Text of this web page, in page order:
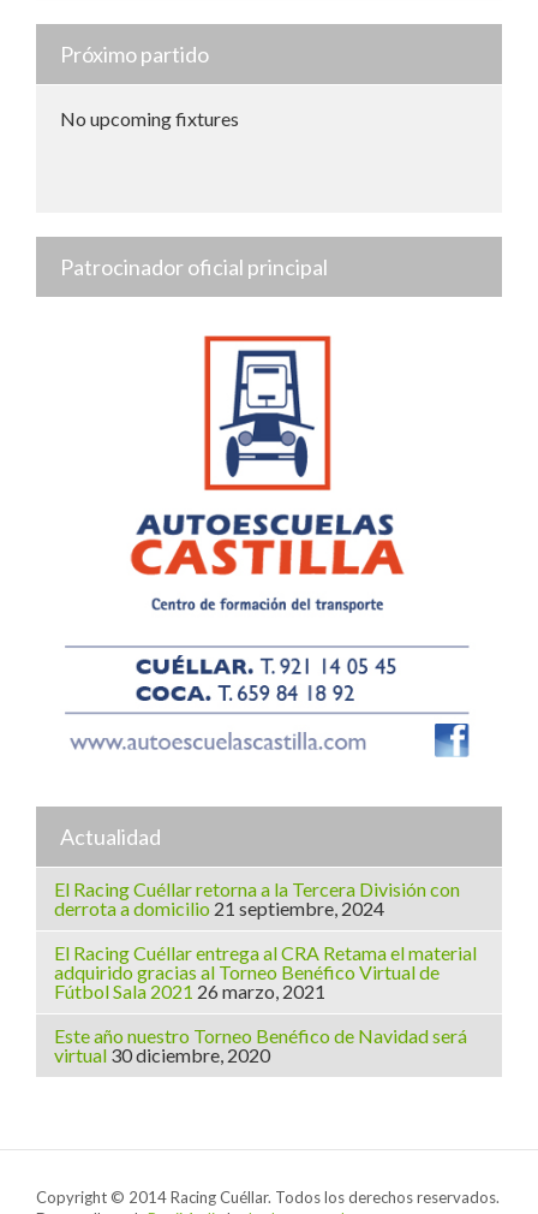
Próximo partido
No upcoming fixtures
Patrocinador oficial principal
Actualidad
El Racing Cuéllar retorna a la Tercera División con
derrota a domicilio 21 septiembre, 2024
El Racing Cuéllar entrega al CRA Retama el material
adquirido gracias al Torneo Benéfico Virtual de
Fútbol Sala 2021 26 marzo, 2021
Este año nuestro Torneo Benéfico de Navidad será
virtual 30 diciembre, 2020
Copyright © 2014 Racing Cuéllar. Todos los derechos reservados.